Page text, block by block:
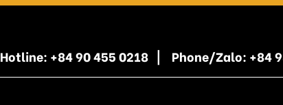
Hotline: +84 90 455 0218 | Phone/Zalo: +84